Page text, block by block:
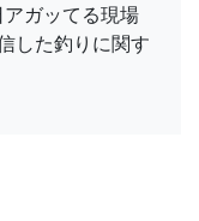
ガッてる現場
した釣りに関す